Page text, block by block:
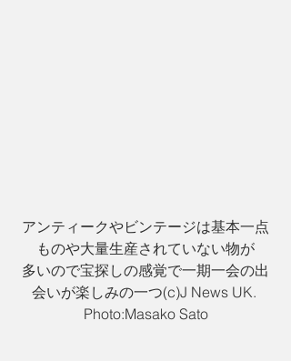
アンティークやビンテージは基本一点
ものや大量生産されていない物が
多いので宝探しの感覚で一期一会の出
会いが楽しみの一つ(c)J News UK.
Photo:Masako Sato